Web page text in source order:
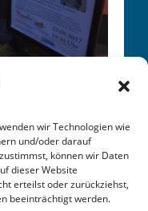
wir Technologien wie
und/oder darauf
können wir Daten
dieser Website
erteilst oder zurückziehst,
beeinträchtigt werden.
. Bookmark the